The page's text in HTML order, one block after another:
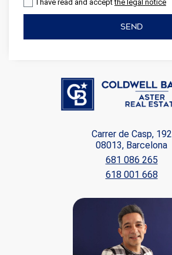
I have read and acceptthe legal notice
SEND
Carrer de Casp, 192
08013, Barcelona
681 086 265
618 001 668